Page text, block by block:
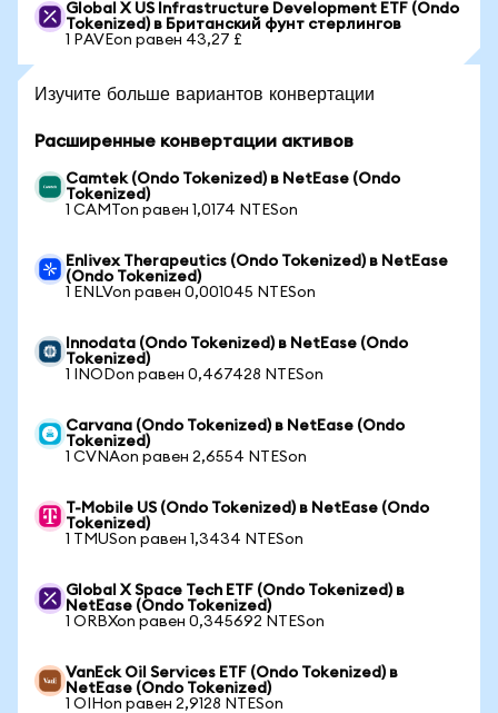
Global X US Infrastructure Development ETF (Ondo
Tokenized) в Британский фунт стерлингов
1 PAVEon равен 43,27 £
Изучите больше вариантов конвертации
Расширенные конвертации активов
Camtek (Ondo Tokenized) в NetEase (Ondo
Tokenized)
1 CAMTon равен 1,0174 NTESon
Enlivex Therapeutics (Ondo Tokenized) в NetEase
(Ondo Tokenized)
1 ENLVon равен 0,001045 NTESon
Innodata (Ondo Tokenized) в NetEase (Ondo
Tokenized)
1 INODon равен 0,467428 NTESon
Carvana (Ondo Tokenized) в NetEase (Ondo
Tokenized)
1 CVNAon равен 2,6554 NTESon
T-Mobile US (Ondo Tokenized) в NetEase (Ondo
Tokenized)
1 TMUSon равен 1,3434 NTESon
Global X Space Tech ETF (Ondo Tokenized) в
NetEase (Ondo Tokenized)
1 ORBXon равен 0,345692 NTESon
VanEck Oil Services ETF (Ondo Tokenized) в
NetEase (Ondo Tokenized)
1 OIHon равен 2,9128 NTESon